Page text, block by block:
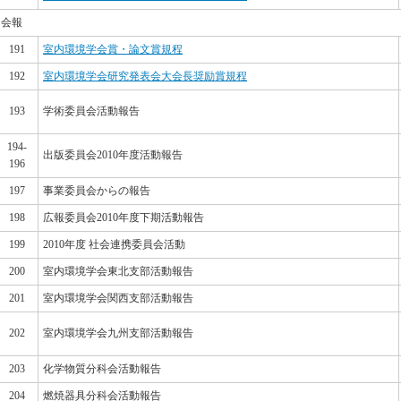
会報
191 室内環境学会賞・論文賞規程
192 室内環境学会研究発表会大会長奨励賞規程
193 学術委員会活動報告
194-
196
出版委員会2010年度活動報告
197 事業委員会からの報告
198 広報委員会2010年度下期活動報告
199 2010年度 社会連携委員会活動
200 室内環境学会東北支部活動報告
201 室内環境学会関西支部活動報告
202 室内環境学会九州支部活動報告
203 化学物質分科会活動報告
204 燃焼器具分科会活動報告